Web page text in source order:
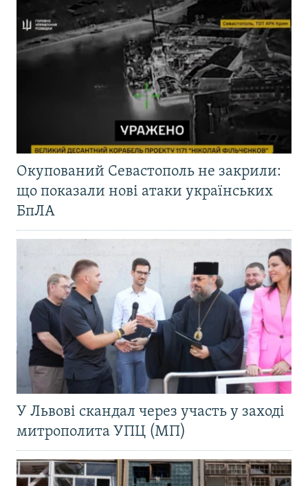
Окупований Севастополь не закрили:
що показали нові атаки українських
БпЛА
У Львові скандал через участь у заході
митрополита УПЦ (МП)